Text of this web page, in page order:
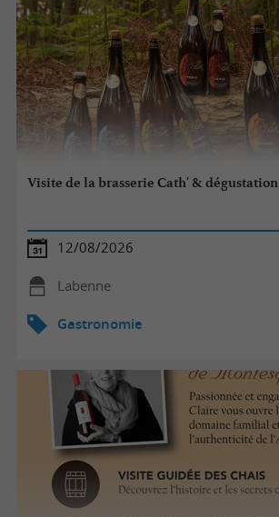
Visite de la brasserie Cath' & dégustation
12/08/2026
Labenne
Gastronomie